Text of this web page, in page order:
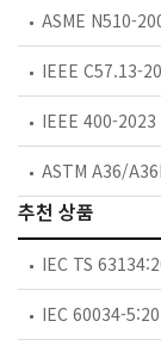
추천 상품